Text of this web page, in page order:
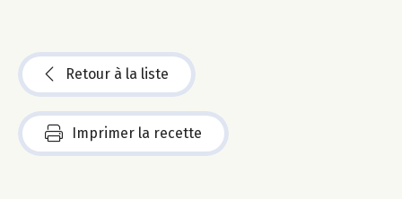
Retour à la liste
Imprimer la recette